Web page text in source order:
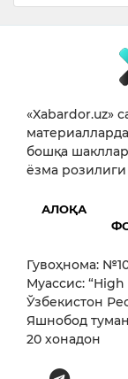
«Xabardor.uz»
бошқа
ёзма
АЛОҚА
Гувоҳнома:
Муассис:
Ўзбекистон
Яшнобод
20 хонадон